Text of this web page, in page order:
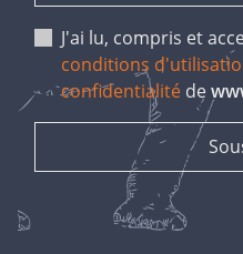
J'ai lu, compris et
conditions
confidentialité de